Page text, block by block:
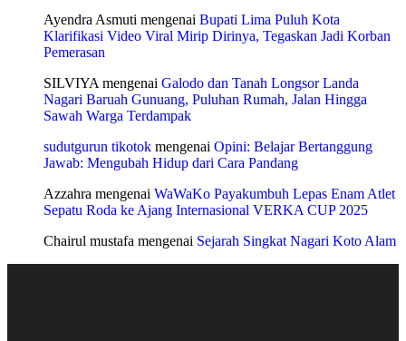
Ayendra Asmuti mengenai Bupati Lima Puluh Kota
Klarifikasi Video Viral Mirip Dirinya, Tegaskan Jadi Korban
Pemerasan
SILVIYAmengenai Galodo dan Tanah Longsor Landa
Nagari Baruah Gunuang, Puluhan Rumah, Jalan Hingga
Sawah Warga Terdampak
sudutgurun tikotok mengenai Opini: Belajar Bertanggung
Jawab: Mengubah Hidup dari Cara Pandang
Azzahra mengenai WaWaKo Payakumbuh Lepas Enam Atlet
Sepatu Roda ke Ajang Internasional VERKA CUP 2025
Chairul mustafa mengenai Sejarah Singkat Nagari Koto Alam